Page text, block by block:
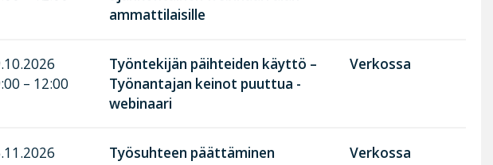
ammattilaisille
– 12:00
Työntekijän päihteiden käyttö –
Työnantajan keinot puuttua -
webinaari
Verkossa
Työsuhteen päättäminen
Verkossa